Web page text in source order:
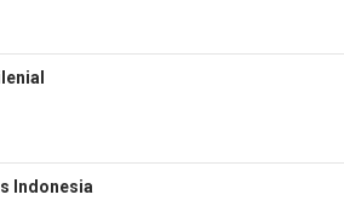
Indonesia